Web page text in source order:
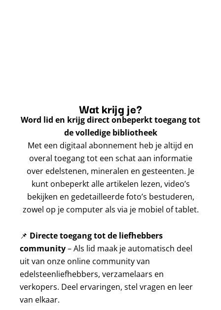
Wat krijg je?
Word lid en krijg direct onbeperkt toegang tot
de volledige bibliotheek
Met een digitaal abonnement heb je altijd en
overal toegang tot een schat aan informatie
over edelstenen, mineralen en gesteenten. Je
kunt onbeperkt alle artikelen lezen, video’s
bekijken en gedetailleerde foto’s bestuderen,
zowel op je computer als via je mobiel of tablet.
📌 Directe toegang tot de liefhebbers
community– Als lid maak je automatisch deel
uit van onze online community van
edelsteenliefhebbers, verzamelaars en
verkopers. Deel ervaringen, stel vragen en leer
van elkaar.